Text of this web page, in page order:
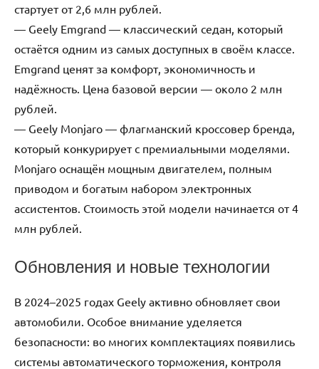
стартует от 2,6 млн рублей.
— Geely Emgrand — классический седан, который
остаётся одним из самых доступных в своём классе.
Emgrand ценят за комфорт, экономичность и
надёжность. Цена базовой версии — около 2 млн
рублей.
— Geely Monjaro — флагманский кроссовер бренда,
который конкурирует с премиальными моделями.
Monjaro оснащён мощным двигателем, полным
приводом и богатым набором электронных
ассистентов. Стоимость этой модели начинается от 4
млн рублей.
Обновления и новые технологии
В 2024–2025 годах Geely активно обновляет свои
автомобили. Особое внимание уделяется
безопасности: во многих комплектациях появились
системы автоматического торможения, контроля